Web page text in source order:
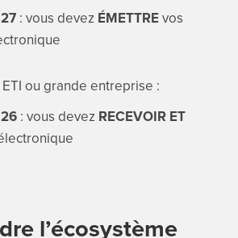
: vous devez ÉMETTREvos
ou grande entreprise :
: vous devez RECEVOIR ET
l’écosystème